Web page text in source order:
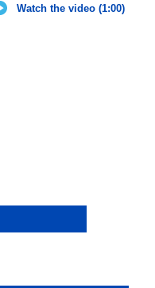
Watch the video (1:00)